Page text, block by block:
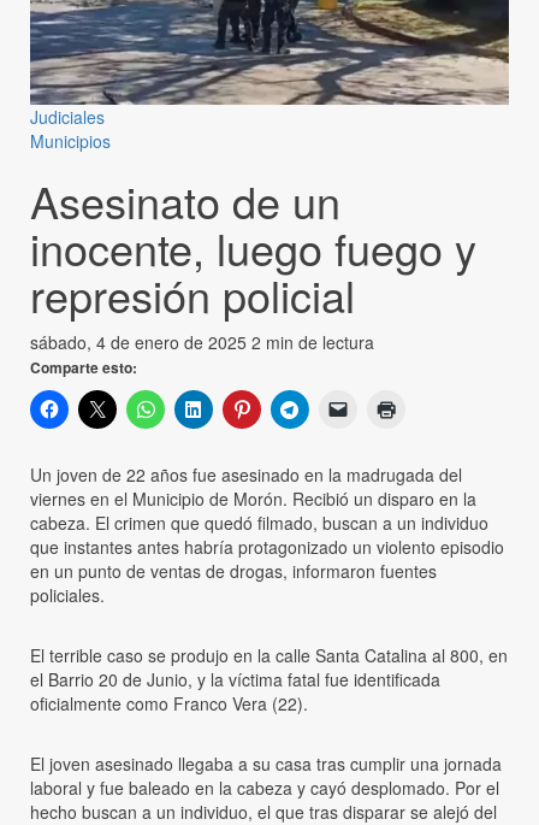
Judiciales
Municipios
Asesinato de un
inocente, luego fuego y
represión policial
sábado, 4 de enero de 2025 2 min de lectura
Comparte esto:
Un joven de 22 años fue asesinado en la madrugada del
viernes en el Municipio de Morón. Recibió un disparo en la
cabeza. El crimen que quedó filmado, buscan a un individuo
que instantes antes habría protagonizado un violento episodio
en un punto de ventas de drogas, informaron fuentes
policiales.
El terrible caso se produjo en la calle Santa Catalina al 800, en
el Barrio 20 de Junio, y la víctima fatal fue identificada
oficialmente como Franco Vera (22).
El joven asesinado llegaba a su casa tras cumplir una jornada
laboral y fue baleado en la cabeza y cayó desplomado. Por el
hecho buscan a un individuo, el que tras disparar se alejó del